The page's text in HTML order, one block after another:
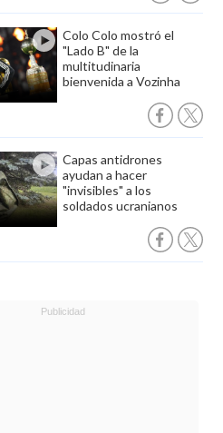
Colo Colo mostró el
"Lado B" de la
multitudinaria
bienvenida a Vozinha
Capas antidrones
ayudan a hacer
"invisibles" a los
soldados ucranianos